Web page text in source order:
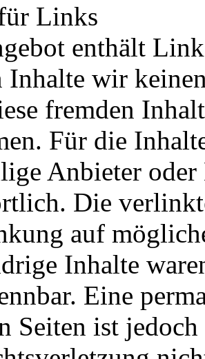
Links
enthält
Inhalte wir
fremden
Für die
Anbieter oder
Die
auf
Inhalte
Eine
Seiten ist